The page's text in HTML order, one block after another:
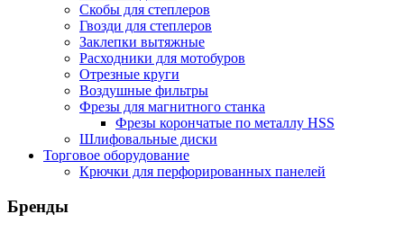
Скобы для степлеров
Гвозди для степлеров
Заклепки вытяжные
Расходники для мотобуров
Отрезные круги
Воздушные фильтры
Фрезы для магнитного станка
Фрезы корончатые по металлу HSS
Шлифовальные диски
Торговое оборудование
Крючки для перфорированных панелей
Бренды